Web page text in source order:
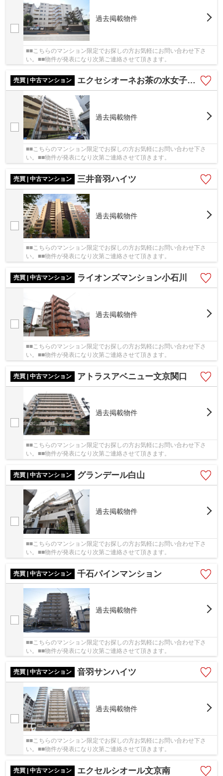
過去掲載物件
■■こちらのマンション限定でお探しの方お気軽にお問い合わせ下さ
い。■■物件が発表になり次第ご連絡させて頂きます。
売買 | 中古マンション エクセシオーネお茶の水女子大前
過去掲載物件
■■こちらのマンション限定でお探しの方お気軽にお問い合わせ下さ
い。■■物件が発表になり次第ご連絡させて頂きます。
売買 | 中古マンション 三井音羽ハイツ
過去掲載物件
■■こちらのマンション限定でお探しの方お気軽にお問い合わせ下さ
い。■■物件が発表になり次第ご連絡させて頂きます。
売買 | 中古マンション ライオンズマンション小石川
過去掲載物件
■■こちらのマンション限定でお探しの方お気軽にお問い合わせ下さ
い。■■物件が発表になり次第ご連絡させて頂きます。
売買 | 中古マンション アトラスアベニュー文京関口
過去掲載物件
■■こちらのマンション限定でお探しの方お気軽にお問い合わせ下さ
い。■■物件が発表になり次第ご連絡させて頂きます。
売買 | 中古マンション グランデール白山
過去掲載物件
■■こちらのマンション限定でお探しの方お気軽にお問い合わせ下さ
い。■■物件が発表になり次第ご連絡させて頂きます。
売買 | 中古マンション 千石パインマンション
過去掲載物件
■■こちらのマンション限定でお探しの方お気軽にお問い合わせ下さ
い。■■物件が発表になり次第ご連絡させて頂きます。
売買 | 中古マンション 音羽サンハイツ
過去掲載物件
■■こちらのマンション限定でお探しの方お気軽にお問い合わせ下さ
い。■■物件が発表になり次第ご連絡させて頂きます。
売買 | 中古マンション エクセルシオール文京南